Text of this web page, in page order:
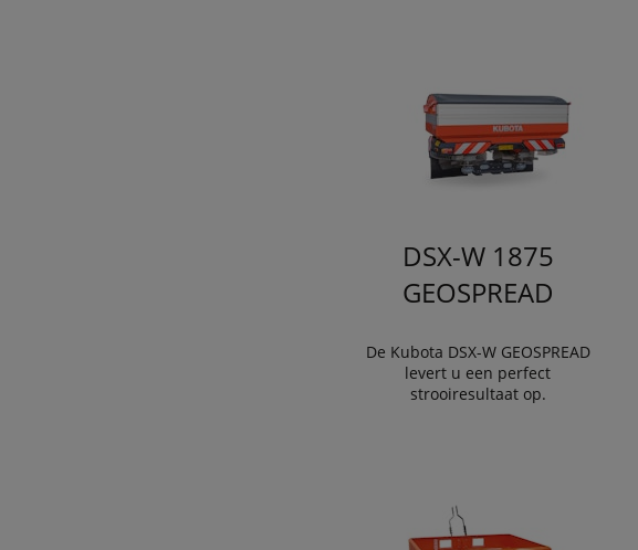
DSX-W 1875
GEOSPREAD
De Kubota DSX-W GEOSPREAD
levert u een perfect
strooiresultaat op.